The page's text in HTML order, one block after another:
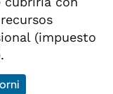
(impuesto